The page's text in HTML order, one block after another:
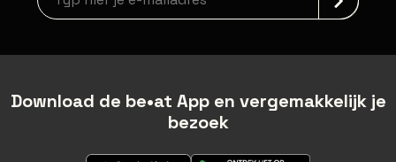
Download de be•at App en vergemakkelijk je
bezoek